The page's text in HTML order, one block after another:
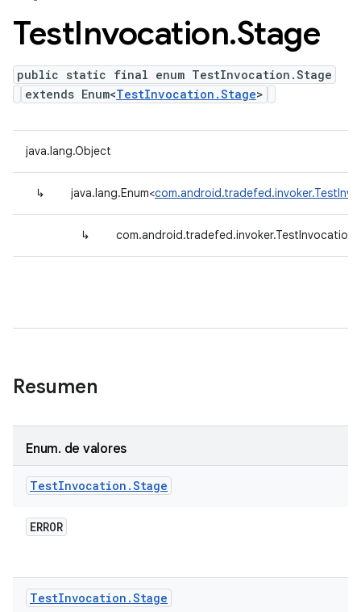
TestInvocation.Stage
public static final enum TestInvocation.Stage
extends Enum<TestInvocation.Stage>
java.lang.Object
↳ java.lang.Enum<
↳
Resumen
Enum. de valores
TestInvocation .Stage
ERROR
TestInvocation .Stage